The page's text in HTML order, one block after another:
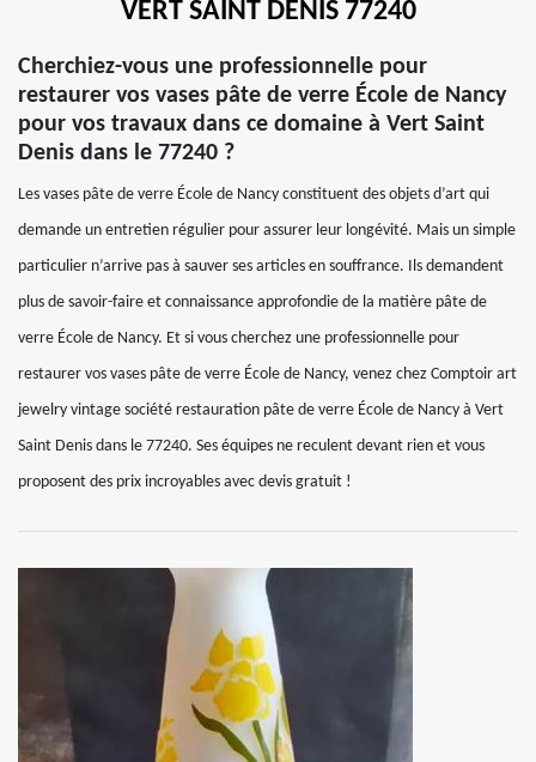
VERT SAINT DENIS 77240
Cherchiez-vous une professionnelle pour
restaurer vos vases pâte de verre École de Nancy
pour vos travaux dans ce domaine à Vert Saint
Denis dans le 77240 ?
Les vases pâte de verre École de Nancy constituent des objets d’art qui
demande un entretien régulier pour assurer leur longévité. Mais un simple
particulier n’arrive pas à sauver ses articles en souffrance. Ils demandent
plus de savoir-faire et connaissance approfondie de la matière pâte de
verre École de Nancy. Et si vous cherchez une professionnelle pour
restaurer vos vases pâte de verre École de Nancy, venez chez Comptoir art
jewelry vintage société restauration pâte de verre École de Nancy à Vert
Saint Denis dans le 77240. Ses équipes ne reculent devant rien et vous
proposent des prix incroyables avec devis gratuit !